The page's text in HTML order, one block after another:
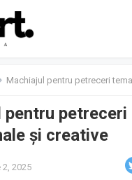
Machiajul pentru petreceri
pentru
și creative
2, 2025